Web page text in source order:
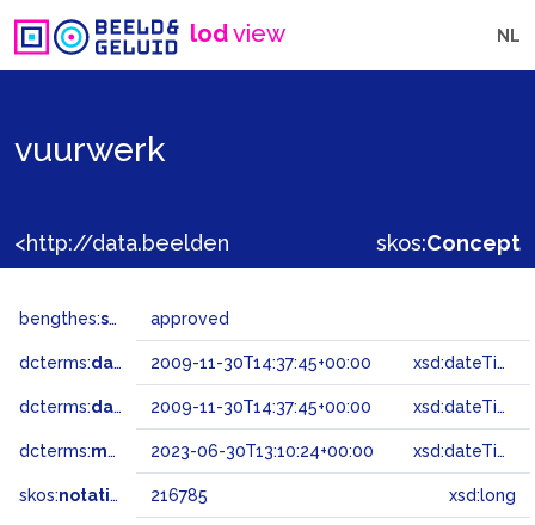
lodview NL
vuurwerk
skos:Concept
bengthes:status approved
dcterms:dateAccepted 2009-11-30T14:37:45+00:00 xsd:dateTime
dcterms:dateSubmitted 2009-11-30T14:37:45+00:00 xsd:dateTime
dcterms:modified 2023-06-30T13:10:24+00:00 xsd:dateTime
skos:notation 216785 xsd:long